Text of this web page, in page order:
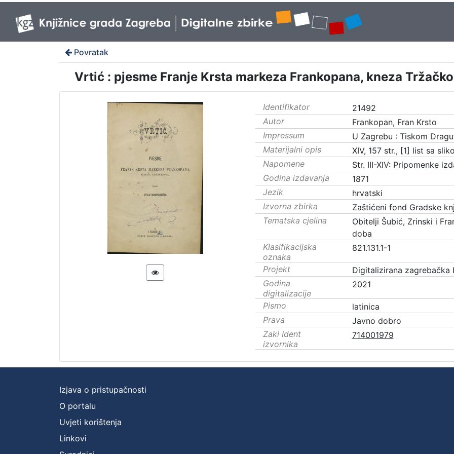
Povratak
Vrtić : pjesme Franje Krsta markeza Frankopana, kneza
Identifikator
21492
Autor
Frankopan, Fran Krsto
Impressum
U Zagrebu : Tiskom
Materijalni opis
XIV, 157 str., [1] list sa
Napomene
Str. III-XIV: Pripomenke
Godina izdavanja
1871
Jezik
hrvatski
Izvorna zbirka
Zaštićeni fond Gradske
Tematska cjelina
Obitelji Šubić, Zrinski i
doba
Klasifikacijska
oznaka
821.131.1-1
Projekt
Digitalizirana zagrebačka
Godina
digitalizacije
2021
Pismo
latinica
Prava
Javno dobro
Zaki Ident
izvornika
714001979
Izjava o pristupačnosti
O portalu
Uvjeti korištenja
Linkovi